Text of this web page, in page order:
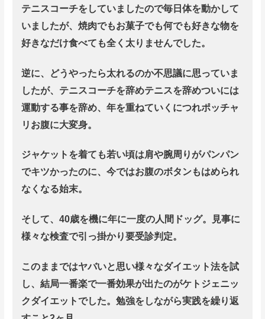
テニスコーチをしていましたので毎日体を動かして
いましたが、焼肉でもお菓子でも何でも好きな物を
好きなだけ食べても全く太りませんでした。
逆に、どうやったら太れるのか不思議に思っていま
したが、テニスコーチを辞めテニスを辞めついには
運動する事を辞め、年を重ねていくにつれポッチャ
リお腹に大変身。
ジャケットを着ても若い頃は肩や腕周りがパンパン
でキツかったのに、今ではお腹のボタンもはめられ
なくなる始末。
そして、40歳を機に年に一度の人間ドッグ。
見事に
様々な検査で引っ掛かり要受診判定。
このままではヤバいと思い様々なダイエット法を試
し、結局一番楽で一番効果が出たのがケトジェニッ
クダイエットでした。勉強をしながら実践を繰り返